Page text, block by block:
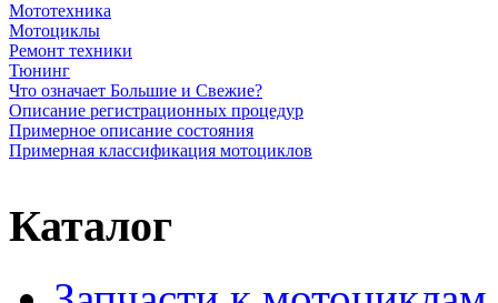
Мототехника
Мотоциклы
Ремонт техники
Тюнинг
Что означает Большие и Свежие?
Описание регистрационных процедур
Примерное описание состояния
Примерная классификация мотоциклов
Каталог